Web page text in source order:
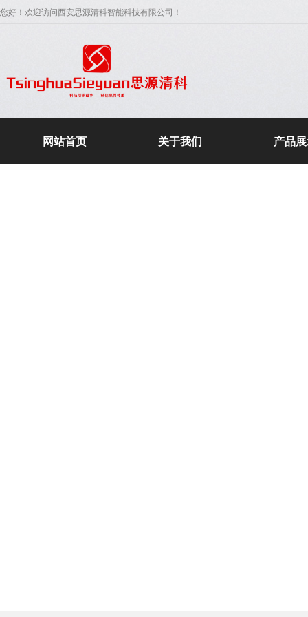
您好！欢迎访问西安思源清科智能科技有限公司！
网站首页 关于我们 产品